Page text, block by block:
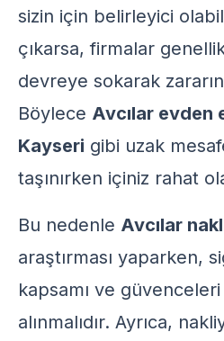
sizin için belirleyici
çıkarsa, firmalar
devreye sokarak
Böylece Avcılar evden
Kayseri gibi uzak
taşınırken içiniz rahat
Bu nedenle Avcılar
araştırması yaparken,
kapsamı ve
alınmalıdır. Ayrıca,